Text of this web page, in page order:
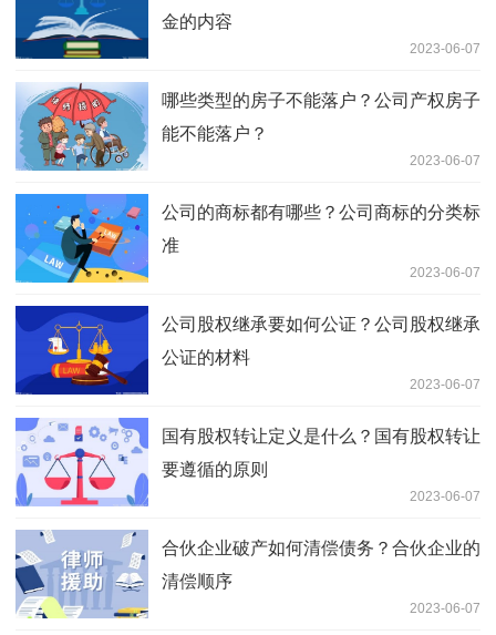
金的内容
2023-06-07
哪些类型的房子不能落户？公司产权房子
能不能落户？
2023-06-07
公司的商标都有哪些？公司商标的分类标
准
2023-06-07
公司股权继承要如何公证？公司股权继承
公证的材料
2023-06-07
国有股权转让定义是什么？国有股权转让
要遵循的原则
2023-06-07
合伙企业破产如何清偿债务？合伙企业的
清偿顺序
2023-06-07